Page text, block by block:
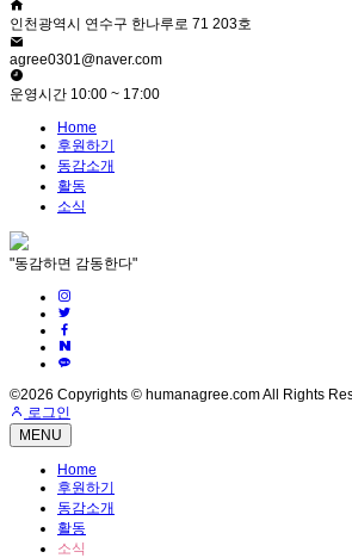
인천광역시 연수구 한나루로 71 203호
agree0301@naver.com
운영시간 10:00 ~ 17:00
Home
후원하기
동감소개
활동
소식
"동감하면 감동한다"
©2026 Copyrights © humanagree.com All Rights
로그인
MENU
Home
후원하기
동감소개
활동
소식